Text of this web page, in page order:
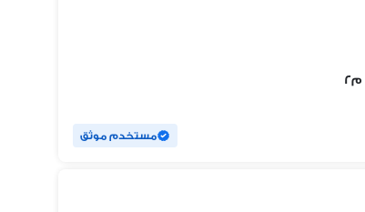
مستخدم موثق